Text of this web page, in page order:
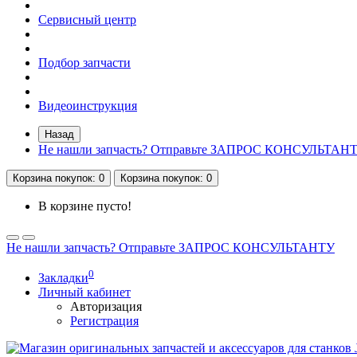
Сервисный центр
Подбор запчасти
Видеоинструкция
Назад
Не нашли запчасть? Отправьте ЗАПРОС
Корзинапокупок: 0 Корзинапокупок: 0
В корзине пусто!
Не нашли запчасть? Отправьте ЗАПРОС КОНСУЛЬТАНТУ
Закладки0
Личный кабинет
Авторизация
Регистрация